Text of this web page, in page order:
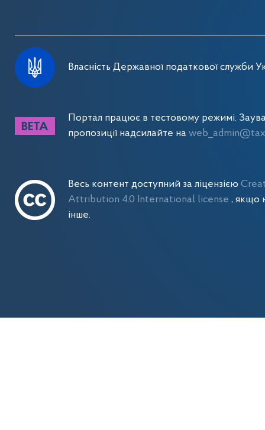
Власність Державної податкової служби
Портал працює в тестовому режимі.
пропозиції надсилайте на
Весь контент доступний за ліцензією
Attribution 4.0 International license , якщо
інше.